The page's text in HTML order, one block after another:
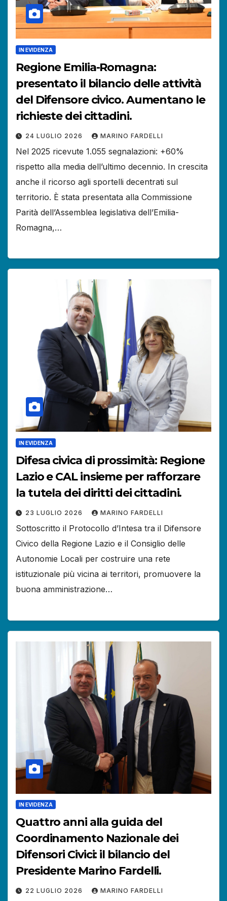
IN EVIDENZA
Regione Emilia-Romagna:
presentato il bilancio delle attività
del Difensore civico. Aumentano le
richieste dei cittadini.
24 LUGLIO 2026 MARINO FARDELLI
Nel 2025 ricevute 1.055 segnalazioni: +60%
rispetto alla media dell’ultimo decennio. In crescita
anche il ricorso agli sportelli decentrati sul
territorio. È stata presentata alla Commissione
Parità dell’Assemblea legislativa dell’Emilia-
Romagna,…
IN EVIDENZA
Difesa civica di prossimità: Regione
Lazio e CAL insieme per rafforzare
la tutela dei diritti dei cittadini.
23 LUGLIO 2026 MARINO FARDELLI
Sottoscritto il Protocollo d’Intesa tra il Difensore
Civico della Regione Lazio e il Consiglio delle
Autonomie Locali per costruire una rete
istituzionale più vicina ai territori, promuovere la
buona amministrazione…
IN EVIDENZA
Quattro anni alla guida del
Coordinamento Nazionale dei
Difensori Civici: il bilancio del
Presidente Marino Fardelli.
22 LUGLIO 2026 MARINO FARDELLI